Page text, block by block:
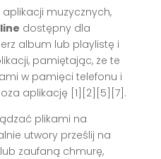
aplikacji muzycznych,
dostępny dla
album lub playlistę i
pamiętając, że te
w pamięci telefonu i
aplikację [1][2][5][7].
plikami na
utwory prześlij na
zaufaną chmurę,